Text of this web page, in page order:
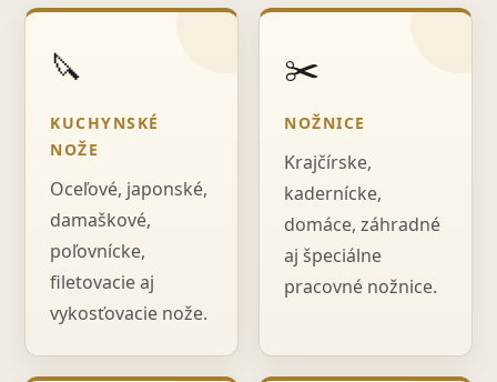
🔪
KUCHYNSKÉ
NOŽE
Oceľové, japonské,
damaškové,
poľovnícke,
filetovacie aj
vykosťovacie nože.
✂️
NOŽNICE
Krajčírske,
kadernícke,
domáce, záhradné
aj špeciálne
pracovné nožnice.